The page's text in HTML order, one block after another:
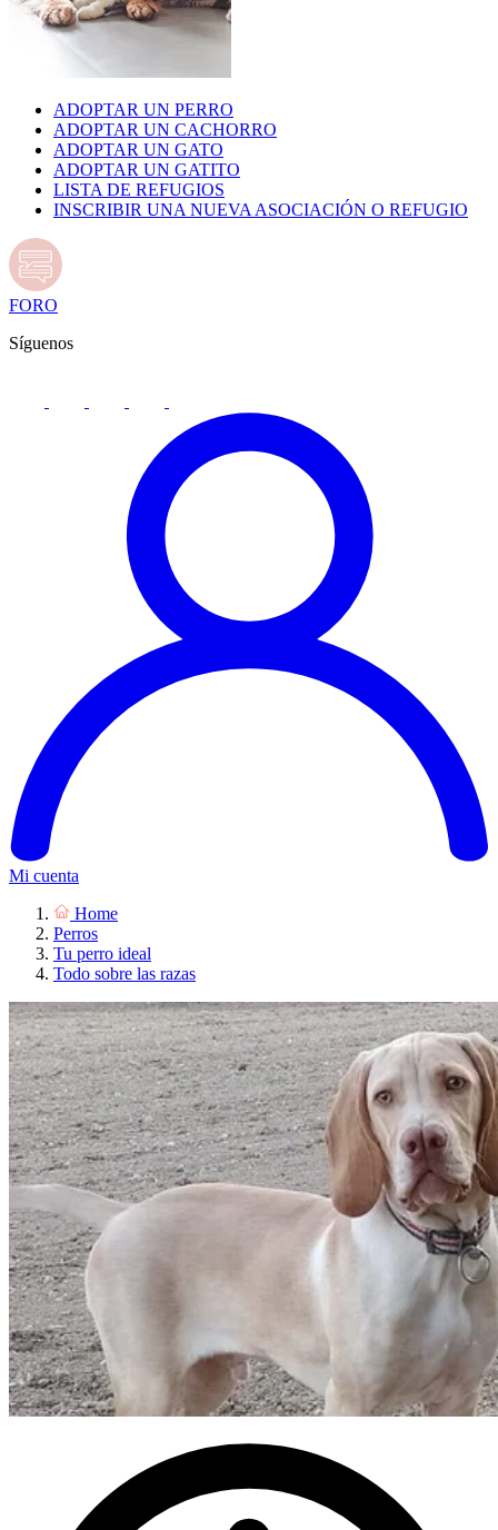
ADOPTAR UN PERRO
ADOPTAR UN CACHORRO
ADOPTAR UN GATO
ADOPTAR UN GATITO
LISTA DE REFUGIOS
INSCRIBIR UNA NUEVA ASOCIACIÓN O REFUGIO
FORO
Síguenos
Mi cuenta
Home
Perros
Tu perro ideal
Todo sobre las razas